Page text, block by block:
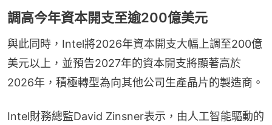
調高今年資本開支至逾200億美元
與此同時，Intel將2026年資本開支大幅上調至200億
美元以上，並預告2027年的資本開支將顯著高於
2026年，積極轉型為向其他公司生產晶片的製造商。
Intel財務總監David Zinsner表示，由人工智能驅動的